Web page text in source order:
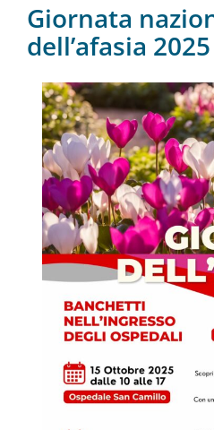
Giornata
dell’afasia 2025